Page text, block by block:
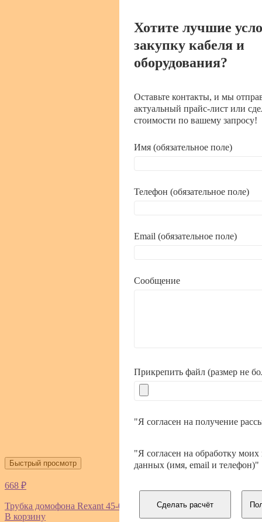
Быстрый просмотр
668 ₽
Трубка домофона Rexant 45-0349
В корзину
Хотите лучшие
закупку кабеля и
оборудования?
Оставьте контакты, и мы
актуальный прайс-лист или
стоимости по вашему запросу!
Имя (обязательное поле)
Телефон (обязательное поле)
Email (обязательное поле)
Сообщение
Прикрепить файл (размер не
"Я согласен на получение
"Я согласен на обработку
данных (имя, email и телефон)"
Сделать расчёт